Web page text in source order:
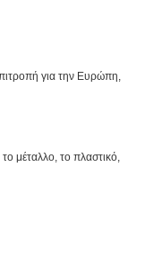
για την Ευρώπη,
μέταλλο, το πλαστικό,